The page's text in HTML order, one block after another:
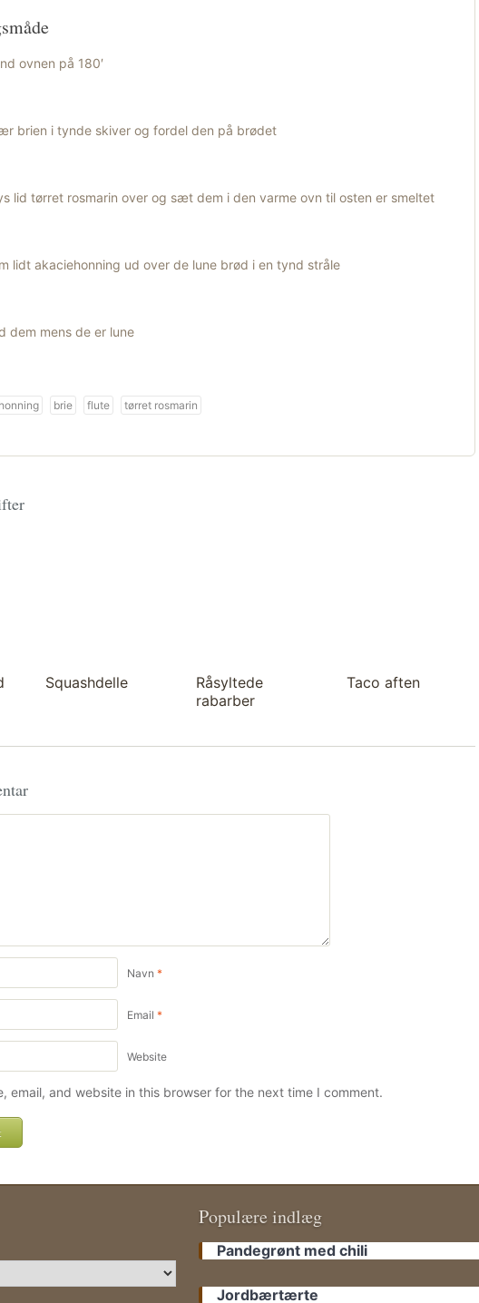
ovnen på 180′
brien i tynde skiver og fordel den på brødet
lid tørret rosmarin over og sæt dem i den varme ovn til osten er smeltet
lidt akaciehonning ud over de lune brød i en tynd stråle
dem mens de er lune
brie flute tørret rosmarin
Squashdelle
Råsyltede
rabarber
Taco aften
Navn *
Email *
Website
email, and website in this browser for the next time I comment.
Populære indlæg
Pandegrønt med chili
Jordbærtærte